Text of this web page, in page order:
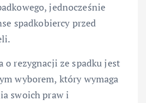
jednocześnie
spadkobiercy przed
o rezygnacji ze spadku jest
wyborem, który wymaga
swoich praw i